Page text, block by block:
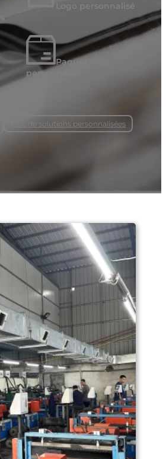
Logo personnalisé
Paquet
personnalisé
Plus de solutions personnalisées